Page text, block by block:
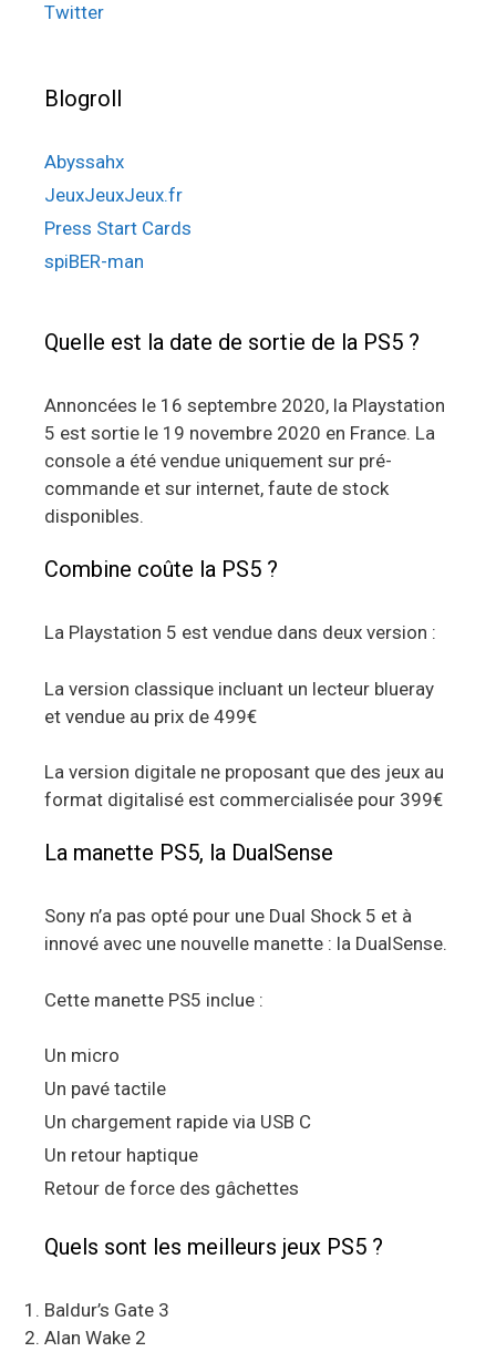
Twitter
Blogroll
Abyssahx
JeuxJeuxJeux.fr
Press Start Cards
spiBER-man
Quelle est la date de sortie de la PS5 ?
Annoncées le 16 septembre 2020, la Playstation
5 est sortie le 19 novembre 2020 en France. La
console a été vendue uniquement sur pré-
commande et sur internet, faute de stock
disponibles.
Combine coûte la PS5 ?
La Playstation 5 est vendue dans deux version :
La version classique incluant un lecteur blueray
et vendue au prix de 499€
La version digitale ne proposant que des jeux au
format digitalisé est commercialisée pour 399€
La manette PS5, la DualSense
Sony n’a pas opté pour une Dual Shock 5 et à
innové avec une nouvelle manette : la DualSense.
Cette manette PS5 inclue :
Un micro
Un pavé tactile
Un chargement rapide via USB C
Un retour haptique
Retour de force des gâchettes
Quels sont les meilleurs jeux PS5 ?
Baldur’s Gate 3
Alan Wake 2